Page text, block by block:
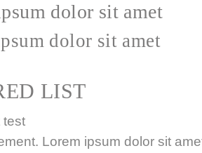
dolor sit amet
dolor sit amet
LIST
test
Lorem ipsum dolor sit